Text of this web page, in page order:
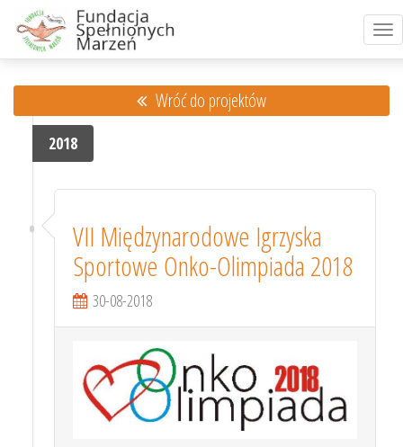
Wróć do projektów
2018
VII Międzynarodowe Igrzyska
Sportowe Onko-Olimpiada 2018
30-08-2018